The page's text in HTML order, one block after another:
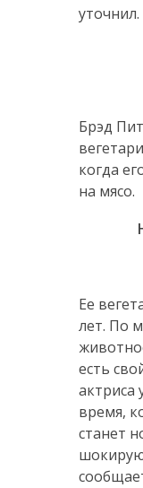
уточнил.
Брэд
когда
на мясо.
Ее
лет. По
есть
актриса
время,
станет